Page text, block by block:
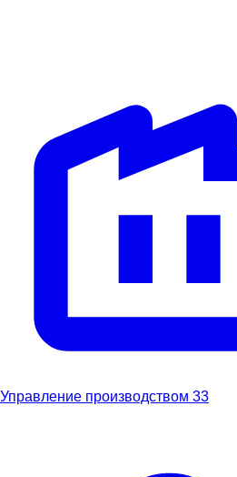
Управление производством 33